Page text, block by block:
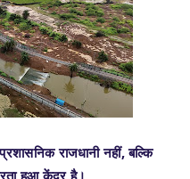
राजधानी नहीं, बल्कि